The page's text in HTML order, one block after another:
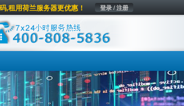
登录 / 注册
,租用荷兰服务器更优惠！